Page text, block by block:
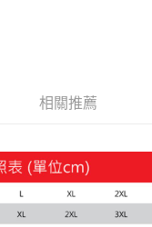
相關推薦